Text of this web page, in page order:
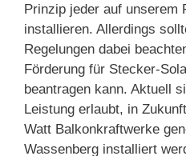
Prinzip jeder auf unserem
installieren. Allerdings
Regelungen dabei
Förderung für Stecker-
beantragen kann. Aktuell
Leistung erlaubt, in
Watt Balkonkraftwerke
Wassenberg installiert